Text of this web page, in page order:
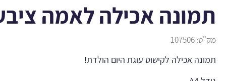
תמונה אכילה לאמה
מק"ט:107506
תמונה אכילה לקישוט עוגת היום הולדת!